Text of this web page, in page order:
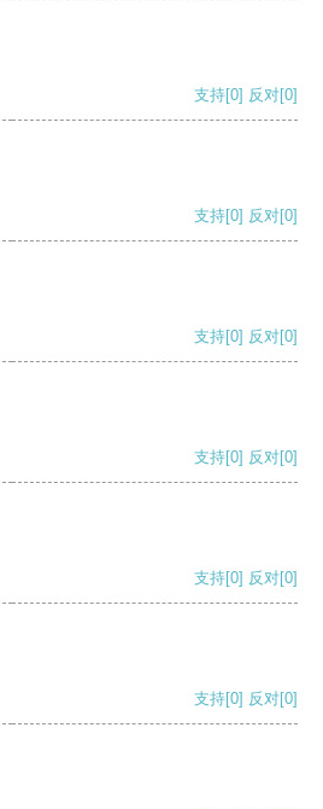
支持[0] 反对[0]
支持[0] 反对[0]
支持[0] 反对[0]
支持[0] 反对[0]
支持[0] 反对[0]
支持[0] 反对[0]